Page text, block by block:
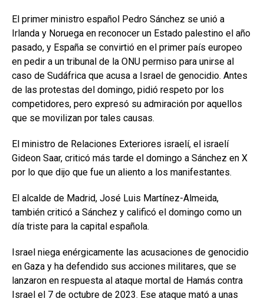
El primer ministro español Pedro Sánchez se unió a
Irlanda y Noruega en reconocer un Estado palestino el año
pasado, y España se convirtió en el primer país europeo
en pedir a un tribunal de la ONU permiso para unirse al
caso de Sudáfrica que acusa a Israel de genocidio. Antes
de las protestas del domingo, pidió respeto por los
competidores, pero expresó su admiración por aquellos
que se movilizan por tales causas.
El ministro de Relaciones Exteriores israelí, el israelí
Gideon Saar, criticó más tarde el domingo a Sánchez en X
por lo que dijo que fue un aliento a los manifestantes.
El alcalde de Madrid, José Luis Martínez-Almeida,
también criticó a Sánchez y calificó el domingo como un
día triste para la capital española.
Israel niega enérgicamente las acusaciones de genocidio
en Gaza y ha defendido sus acciones militares, que se
lanzaron en respuesta al ataque mortal de Hamás contra
Israel el 7 de octubre de 2023. Ese ataque mató a unas